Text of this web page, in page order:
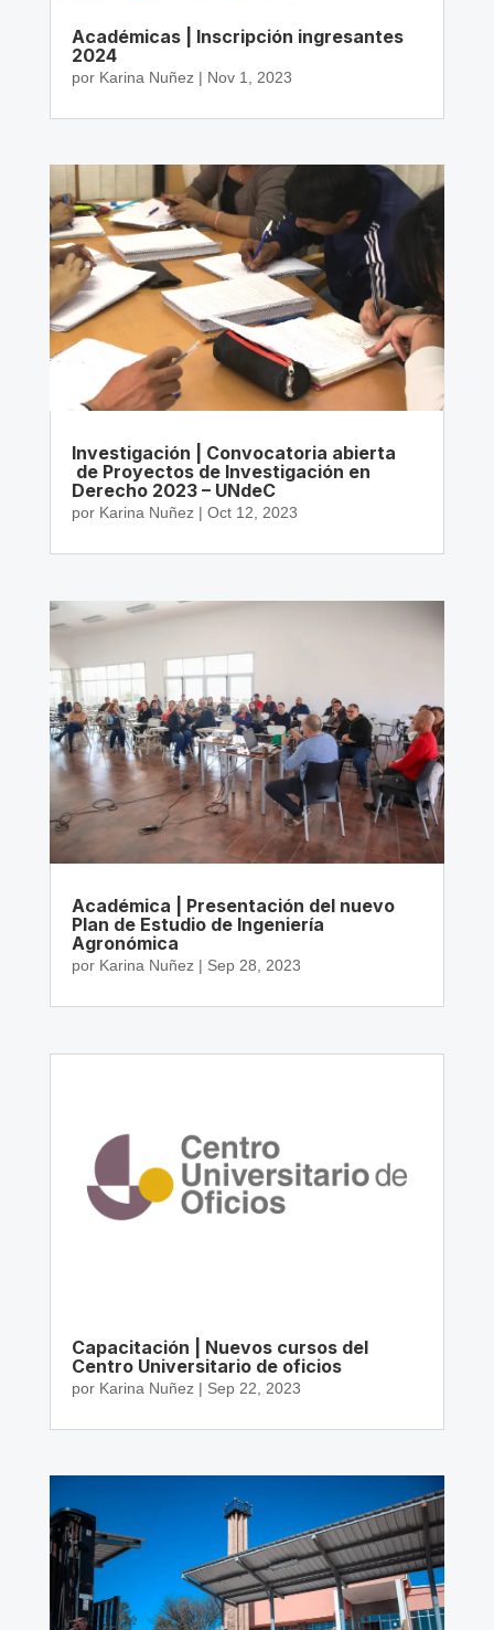
Académicas | Inscripción ingresantes
2024
por Karina Nuñez| Nov 1, 2023
Investigación | Convocatoria abierta
de Proyectos de Investigación en
Derecho 2023 – UNdeC
por Karina Nuñez| Oct 12, 2023
Académica | Presentación del nuevo
Plan de Estudio de Ingeniería
Agronómica
por Karina Nuñez| Sep 28, 2023
Capacitación | Nuevos cursos del
Centro Universitario de oficios
por Karina Nuñez| Sep 22, 2023